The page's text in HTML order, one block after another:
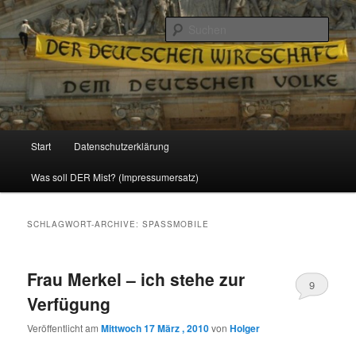
Reizzentrum
Politik, Wirtschaft, Soziales und Gesellschaft
Zum
Inhalt
Zum
sekundären
Start Datenschutzerklärung
Was soll DER Mist? (Impressumersatz)
SCHLAGWORT-ARCHIVE:SPASSMOBILE
Frau Merkel – ich stehe zur
Verfügung
Veröffentlicht amMittwoch 17 März , 2010vonHolger
9